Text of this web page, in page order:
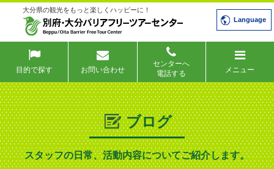
大分県の観光をもっと楽しくハッピーに！
Language
目的で探す お問い合わせ
センターへ
電話する
メニュー
ブログ
スタッフの日常、活動内容についてご紹介します。